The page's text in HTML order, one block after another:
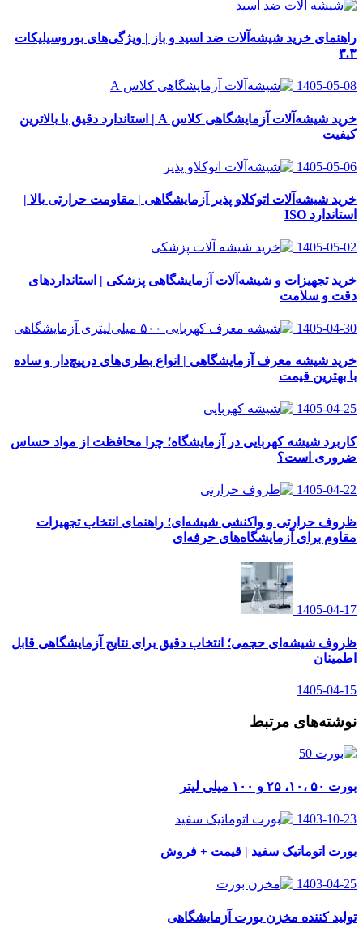
راهنمای خرید شیشه‌آلات ضد اسید و باز | ویژگی‌های بوروسیلیکات
۳.۳
1405-05-08
خرید شیشه‌آلات آزمایشگاهی کلاس A | استاندارد دقیق با بالاترین
کیفیت
1405-05-06
خرید شیشه‌آلات اتوکلاو پذیر آزمایشگاهی | مقاومت حرارتی بالا |
استاندارد ISO
1405-05-02
خرید تجهیزات و شیشه‌آلات آزمایشگاهی پزشکی | استانداردهای
دقت و سلامت
1405-04-30
خرید شیشه معرف آزمایشگاهی | انواع بطری‌های در‌پیچ‌دار و ساده
با بهترین قیمت
1405-04-25
کاربرد شیشه کهربایی در آزمایشگاه؛ چرا محافظت از مواد حساس
ضروری است؟
1405-04-22
ظروف حرارتی و واکنشی شیشه‌ای؛ راهنمای انتخاب تجهیزات
مقاوم برای آزمایشگاه‌های حرفه‌ای
1405-04-17
ظروف شیشه‌ای حجمی؛ انتخاب دقیق برای نتایج آزمایشگاهی قابل
اطمینان
1405-04-15
نوشته‌های مرتبط
بورت ۵۰ ،۱۰، ۲۵ و ۱۰۰ میلی لیتر
1403-10-23
بورت اتوماتیک سفید | قیمت + فروش
1403-04-25
تولید کننده مخزن بورت آزمایشگاهی